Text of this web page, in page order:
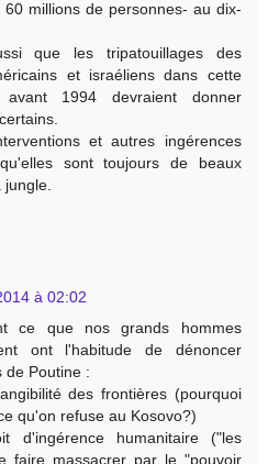
millions de personnes- au dix-
que les tripatouillages des
et israéliens dans cette
1994 devraient donner
et autres ingérences
sont toujours de beaux
à 02:02
ce que nos grands hommes
ont l'habitude de dénoncer
de Poutine :
des frontières (pourquoi
qu'on refuse au Kosovo?)
d'ingérence humanitaire ("les
faire massacrer par le "pouvoir